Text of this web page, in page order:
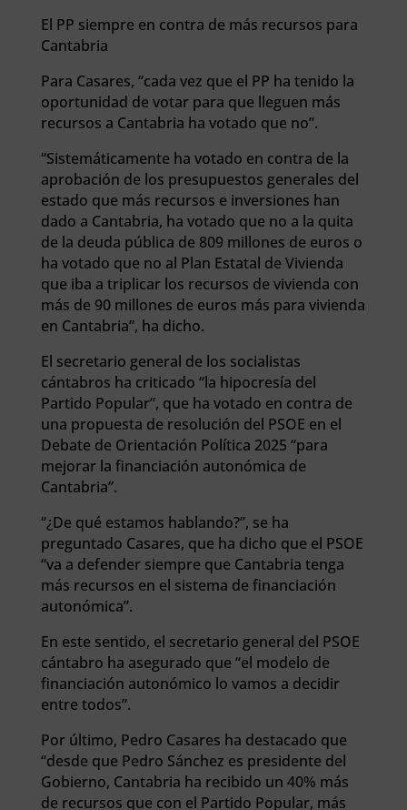
El PP siempre en contra de más recursos para
Cantabria
Para Casares, “cada vez que el PP ha tenido la
oportunidad de votar para que lleguen más
recursos a Cantabria ha votado que no”.
“Sistemáticamente ha votado en contra de la
aprobación de los presupuestos generales del
estado que más recursos e inversiones han
dado a Cantabria, ha votado que no a la quita
de la deuda pública de 809 millones de euros o
ha votado que no al Plan Estatal de Vivienda
que iba a triplicar los recursos de vivienda con
más de 90 millones de euros más para vivienda
en Cantabria”, ha dicho.
El secretario general de los socialistas
cántabros ha criticado “la hipocresía del
Partido Popular”, que ha votado en contra de
una propuesta de resolución del PSOE en el
Debate de Orientación Política 2025 “para
mejorar la financiación autonómica de
Cantabria”.
“¿De qué estamos hablando?”, se ha
preguntado Casares, que ha dicho que el PSOE
“va a defender siempre que Cantabria tenga
más recursos en el sistema de financiación
autonómica”.
En este sentido, el secretario general del PSOE
cántabro ha asegurado que “el modelo de
financiación autonómico lo vamos a decidir
entre todos”.
Por último, Pedro Casares ha destacado que
“desde que Pedro Sánchez es presidente del
Gobierno, Cantabria ha recibido un 40% más
de recursos que con el Partido Popular, más